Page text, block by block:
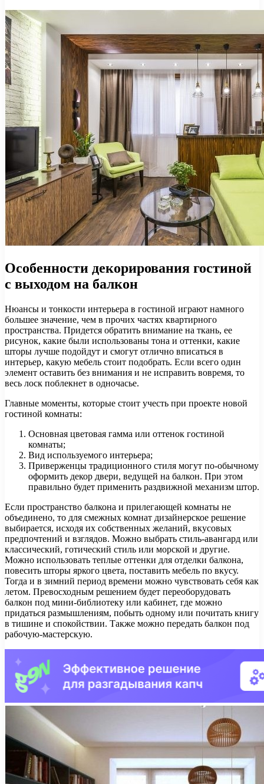
Особенности декорирования гостиной
с выходом на балкон
Нюансы и тонкости интерьера в гостиной играют намного
большее значение, чем в прочих частях квартирного
пространства. Придется обратить внимание на ткань, ее
рисунок, какие были использованы тона и оттенки, какие
шторы лучше подойдут и смогут отлично вписаться в
интерьер, какую мебель стоит подобрать. Если всего один
элемент оставить без внимания и не исправить вовремя, то
весь лоск поблекнет в одночасье.
Главные моменты, которые стоит учесть при проекте новой
гостиной комнаты:
Основная цветовая гамма или оттенок гостиной
комнаты;
Вид используемого интерьера;
Приверженцы традиционного стиля могут по-обычному
оформить декор двери, ведущей на балкон. При этом
правильно будет применить раздвижной механизм штор.
Если пространство балкона и прилегающей комнаты не
объединено, то для смежных комнат дизайнерское решение
выбирается, исходя их собственных желаний, вкусовых
предпочтений и взглядов. Можно выбрать стиль-авангард или
классический, готический стиль или морской и другие.
Можно использовать теплые оттенки для отделки балкона,
повесить шторы яркого цвета, поставить мебель по вкусу.
Тогда и в зимний период времени можно чувствовать себя как
летом. Превосходным решением будет переоборудовать
балкон под мини-библиотеку или кабинет, где можно
придаться размышлениям, побыть одному или почитать книгу
в тишине и спокойствии. Также можно передать балкон под
рабочую-мастерскую.